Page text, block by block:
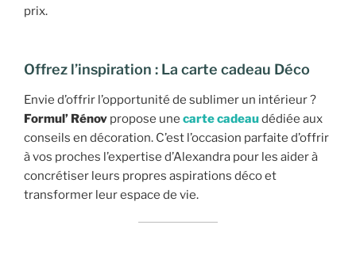
prix.
Offrez l’inspiration : La carte cadeau Déco
Envie d’offrir l’opportunité de sublimer un intérieur ?
Formul’ Rénov propose une carte cadeaudédiée aux
conseils en décoration. C’est l’occasion parfaite d’offrir
à vos proches l’expertise d’Alexandra pour les aider à
concrétiser leurs propres aspirations déco et
transformer leur espace de vie.